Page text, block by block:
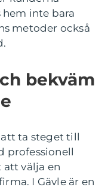
inte bara
metoder också
bekväm
ta steget till
professionell
välja en
I Gävle är en